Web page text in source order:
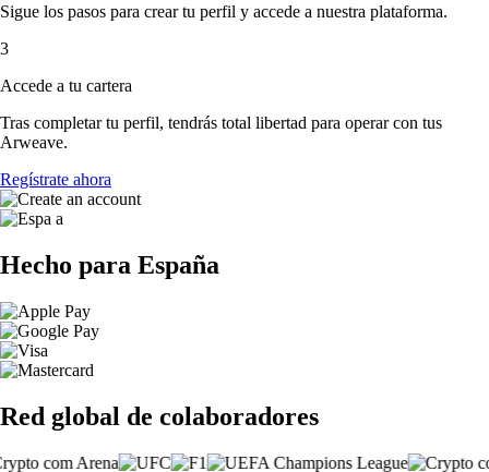
Sigue los pasos para crear tu perfil y accede a nuestra plataforma.
3
Accede a tu cartera
Tras completar tu perfil, tendrás total libertad para operar con tus
Arweave.
Regístrate ahora
Hecho para España
Red global de colaboradores